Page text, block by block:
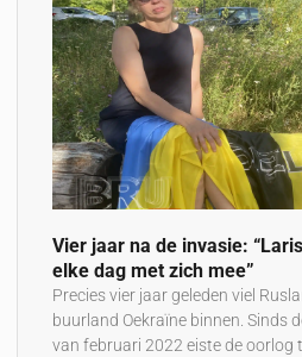
Vier jaar na de invasie:
elke dag met zich mee”
Precies vier jaar geleden viel
buurland Oekraïne binnen. Sinds
van februari 2022 eiste de oorlog